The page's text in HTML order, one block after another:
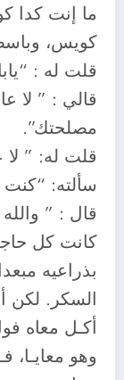
ما إنت كدا
كويس،
قلت له :
قالي : ” لا
مصلحتك”.
قلت له: ” لا
سألته: “كنت
قال : ”
كانت كل
بذراعيه
السكر. لكن
أكـل معاه
وهو